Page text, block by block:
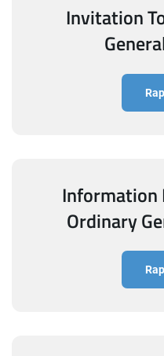
Invitation
Information
Ordinary